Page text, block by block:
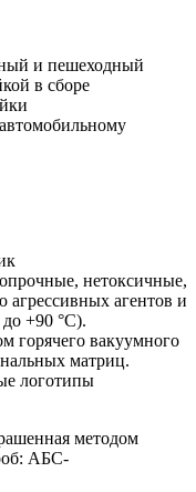
и пешеходный
в сборе
нетоксичные,
агрессивных агентов и
+90 °C).
горячего вакуумного
матриц.
логотипы
методом
АБС-